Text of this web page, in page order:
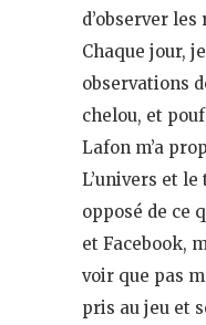
d’observer
Chaque jour,
observations
chelou, et
Lafon m’a
L’univers et le
opposé de ce
et Facebook,
voir que pas
pris au jeu et